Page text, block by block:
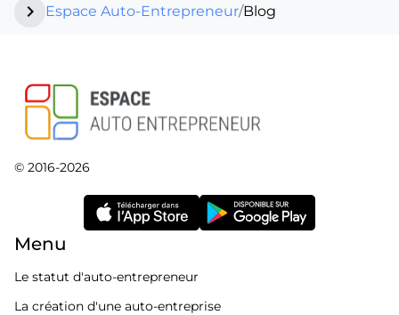
chevron_right Espace Auto-Entrepreneur/Blog
© 2016-2026
Menu
Le statut d'auto-entrepreneur
La création d'une auto-entreprise